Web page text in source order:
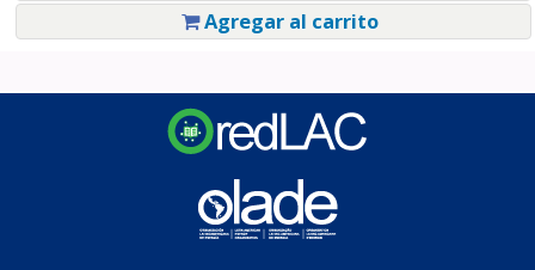
Agregar al carrito